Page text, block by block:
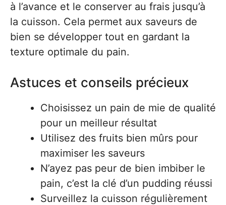
à l’avance et le conserver au frais jusqu’à
la cuisson. Cela permet aux saveurs de
bien se développer tout en gardant la
texture optimale du pain.
Astuces et conseils précieux
Choisissez un pain de mie de qualité
pour un meilleur résultat
Utilisez des fruits bien mûrs pour
maximiser les saveurs
N’ayez pas peur de bien imbiber le
pain, c’est la clé d’un pudding réussi
Surveillez la cuisson régulièrement